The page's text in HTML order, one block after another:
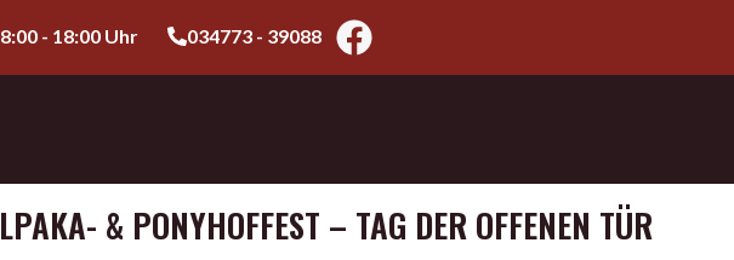
- 18:00 Uhr 034773 - 39088
& PONYHOFFEST – TAG DER OFFENEN TÜR